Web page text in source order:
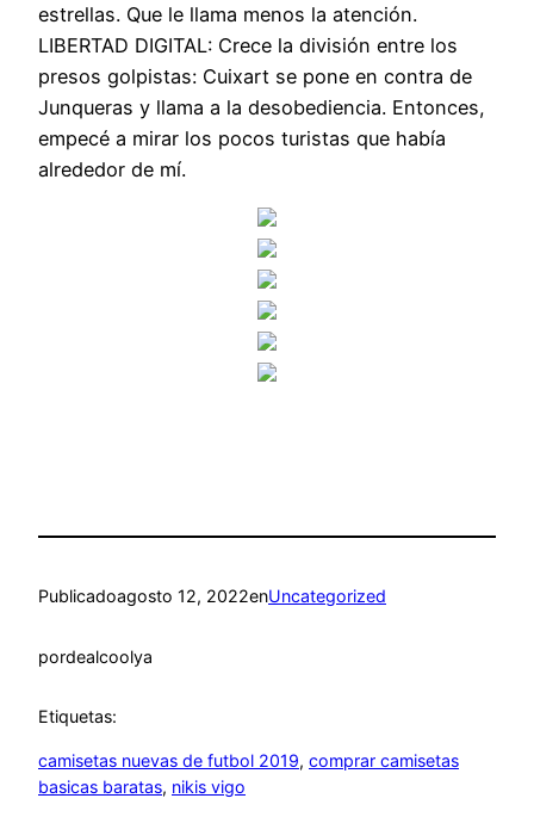
estrellas. Que le llama menos la atención.
LIBERTAD DIGITAL: Crece la división entre los
presos golpistas: Cuixart se pone en contra de
Junqueras y llama a la desobediencia. Entonces,
empecé a mirar los pocos turistas que había
alrededor de mí.
Publicadoagosto 12, 2022enUncategorized
pordealcoolya
Etiquetas:
camisetas nuevas de futbol 2019, comprar camisetas
basicas baratas, nikis vigo